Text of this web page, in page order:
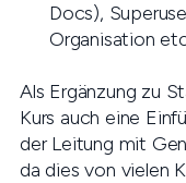
Docs),
Organisation
Als Ergänzung zu
Kurs auch eine
der Leitung mit
da dies von vielen